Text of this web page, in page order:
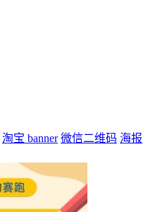
淘宝 banner 微信二维码 海报